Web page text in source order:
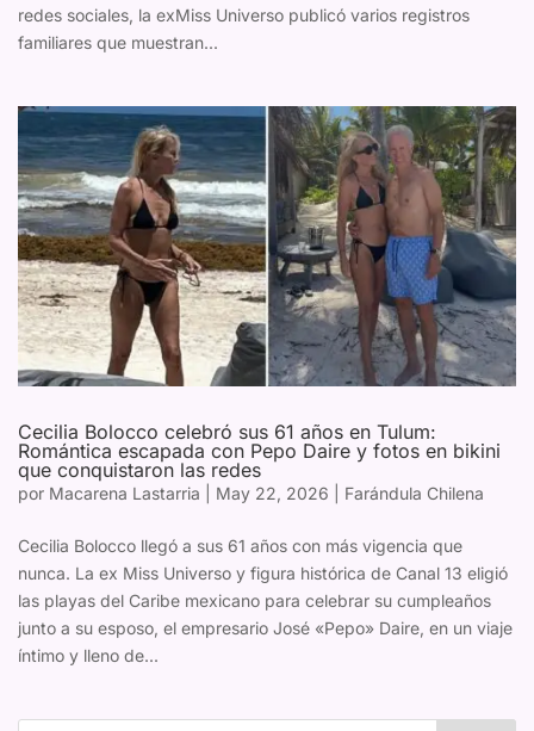
redes sociales, la exMiss Universo publicó varios registros
familiares que muestran...
Cecilia Bolocco celebró sus 61 años en Tulum:
Romántica escapada con Pepo Daire y fotos en bikini
que conquistaron las redes
por Macarena Lastarria May 22, 2026 Farándula Chilena
Cecilia Bolocco llegó a sus 61 años con más vigencia que
nunca. La ex Miss Universo y figura histórica de Canal 13 eligió
las playas del Caribe mexicano para celebrar su cumpleaños
junto a su esposo, el empresario José «Pepo» Daire, en un viaje
íntimo y lleno de...